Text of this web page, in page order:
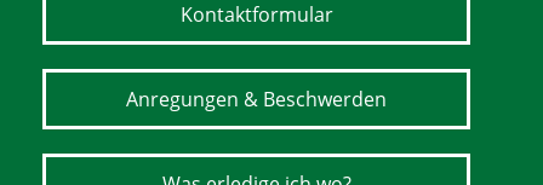
Kontaktformular
Anregungen & Beschwerden